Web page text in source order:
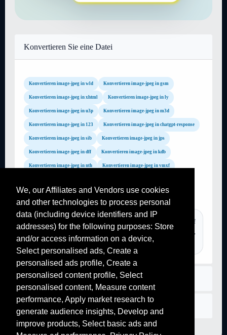
We, our Affiliates and Vendors use cookies
and other technologies to process personal
data (including device identifiers and IP
addresses) for the following purposes: Store
and/or access information on a device,
Select personalised ads, Create a
personalised ads profile, Create a
personalised content profile, Select
personalised content, Measure content
performance, Apply market research to
generate audience insights, Develop and
improve products, Select basic ads and
Konvertieren Sie eine Datei
Konvertieren image-jpeg in wld Konvertieren image-jpeg in gsm
Konvertieren image-jpeg in xhtml Konvertieren image-jpeg in ly
Konvertieren image-jpeg in u3p Konvertieren image-jpeg in m3d
Konvertieren image-jpeg in 123 Konvertieren image-jpeg in chatgpt-response
Konvertieren image-jpeg in sib Konvertieren image-jpeg in jps
Konvertieren image-jpeg in dff Konvertieren image-jpeg in kdb
Konvertieren image-jpeg in nth Konvertieren image-jpeg in vmxf
Konvertieren image-jpeg in b00 Konvertieren image-jpeg in toc
videoconverter, convertir video en audio, convertir pdf, pdf
to word converter, image to pdf, youtube converter, converter pdf,
png to jpg, gif to pdf, gif to pdf, video converter,...
Regeln
Kontaktiere uns